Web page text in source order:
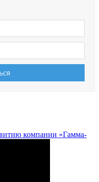
компании «Гамма-